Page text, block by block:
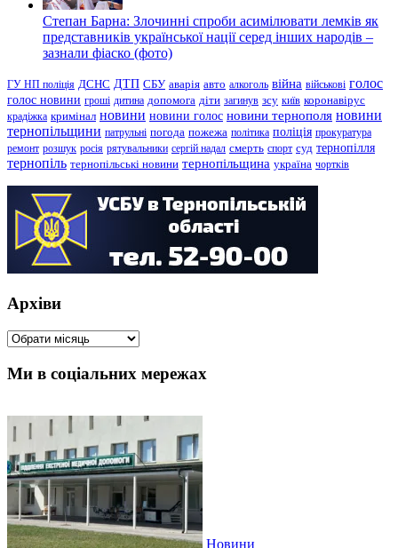
Степан Барна: Злочинні спроби асимілювати лемків як
представників української нації серед інших народів –
зазнали фіаско (фото)
ГУ НП поліція ДСНС ДТП СБУ аварія авто алкоголь війна військові голос
голос новини гроші дитина допомога діти загинув зсу київ коронавірус
крадіжка кримінал новини новини голос новини тернополя новини
тернопільщини патрульні погода пожежа політика поліція прокуратура
ремонт розшук росія рятувальники сергій надал смерть спорт суд тернопілля
тернопіль тернопільські новини тернопільщина україна чортків
Архіви
Архіви
Ми в соціальних мережах
Новини